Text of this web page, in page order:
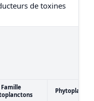
de toxines
Famille